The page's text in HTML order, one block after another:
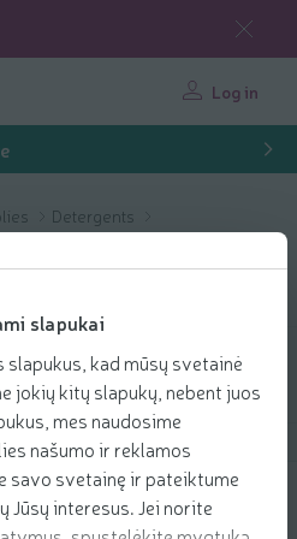
slapukai
kad mūsų svetainė
jokių kitų slapukų, nebent juos
mes naudosime
našumo ir reklamos
savo svetainę ir pateiktume
Jūsų interesus. Jei norite
Log in
Detergents
powder
products
Show products
NEUTRAL Colour Wash